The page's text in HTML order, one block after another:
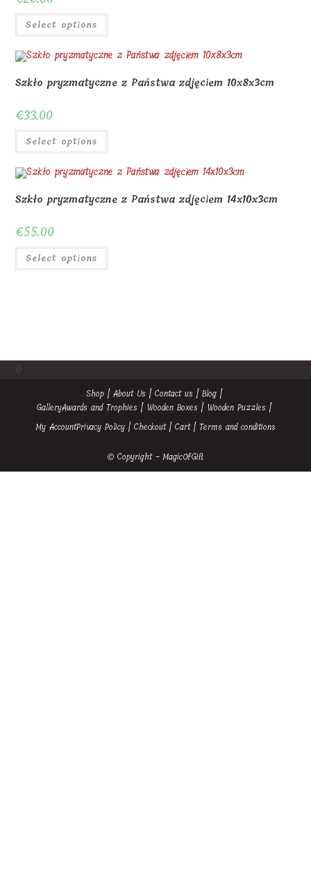
Select options
Szkło pryzmatyczne z Państwa zdjęciem 10x8x3cm
€33.00
Select options
Szkło pryzmatyczne z Państwa zdjęciem 14x10x3cm
€55.00
Select options
0
Shop About Us Contact us
Blog
GalleryAwards and Trophies Wooden Boxes
Wooden Puzzles
My AccountPrivacy Policy Checkout Cart Terms and conditions
© Copyright - MagicOfGift